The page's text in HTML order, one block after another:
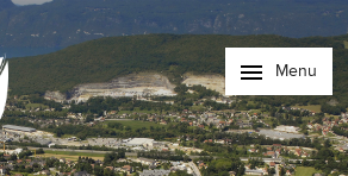
Menu